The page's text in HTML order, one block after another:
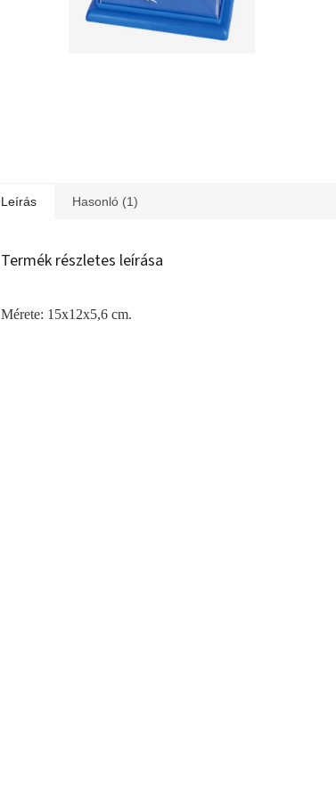
Leírás Hasonló (1)
Termék részletes leírása
Mérete: 15x12x5,6 cm.